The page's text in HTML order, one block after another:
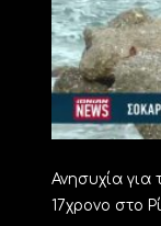
Ανησυχία για
17χρονο στο